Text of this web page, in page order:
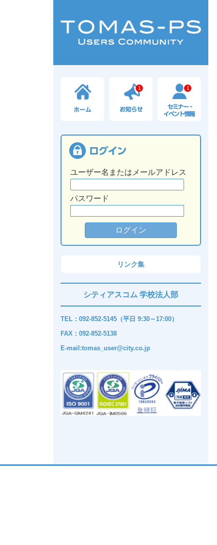
1 1
ユーザー名またはメールアドレス
パスワード
リンク集
シティアスコム 学校法人部
TEL：092-852-5145（平日 9:30～17:00）
FAX：092-852-5138
E-mail:tomas_user@city.co.jp